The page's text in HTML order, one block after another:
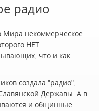
радио
Мира некоммерческое
НЕТ
что и как
создала "радио",
Державы. А в
и общинные